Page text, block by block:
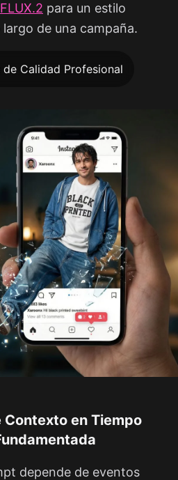
FLUX.2 para un estilo
de una campaña.
de Calidad Profesional
Contexto en Tiempo
depende de eventos